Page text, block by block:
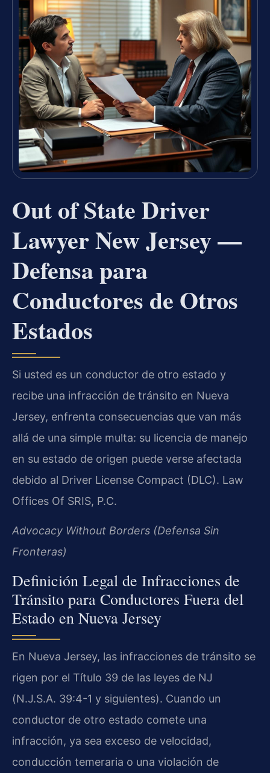
Out of State Driver
Lawyer New Jersey —
Defensa para
Conductores de Otros
Estados
Si usted es un conductor de otro estado y
recibe una infracción de tránsito en Nueva
Jersey, enfrenta consecuencias que van más
allá de una simple multa: su licencia de manejo
en su estado de origen puede verse afectada
debido al Driver License Compact (DLC). Law
Offices Of SRIS, P.C.
Advocacy Without Borders (Defensa Sin
Fronteras)
Definición Legal de Infracciones de
Tránsito para Conductores Fuera del
Estado en Nueva Jersey
En Nueva Jersey, las infracciones de tránsito se
rigen por el Título 39 de las leyes de NJ
(N.J.S.A. 39:4-1 y siguientes). Cuando un
conductor de otro estado comete una
infracción, ya sea exceso de velocidad,
conducción temeraria o una violación de